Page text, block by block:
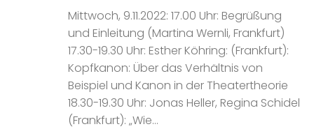
Mittwoch, 9.11.2022: 17.00 Uhr: Begrüßung
und Einleitung (Martina Wernli, Frankfurt)
17.30-19.30 Uhr: Esther Köhring: (Frankfurt):
Kopfkanon: Über das Verhältnis von
Beispiel und Kanon in der Theatertheorie
18.30-19.30 Uhr: Jonas Heller, Regina Schidel
(Frankfurt): „Wie...